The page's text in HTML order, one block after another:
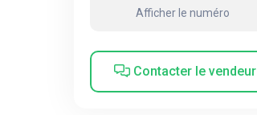
Afficher le numéro
Contacter le vendeur